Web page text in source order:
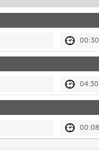
00:30
04:30
00:08